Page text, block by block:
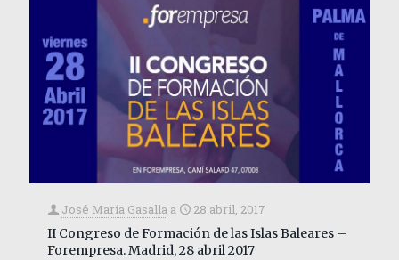
José María Gasalla a
28 abril, 2017
II Congreso de Formación de las Islas Baleares –
Forempresa. Madrid, 28 abril 2017